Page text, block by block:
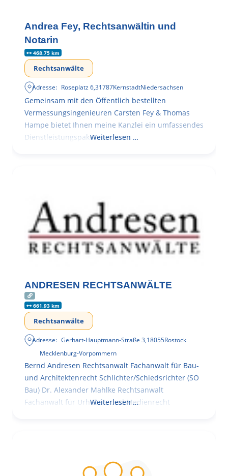
Andrea Fey, Rechtsanwältin und
Notarin
468.75 km
Rechtsanwälte
Adresse: Roseplatz 6,31787KernstadtNiedersachsen
Gemeinsam mit den Öffentlich bestellten
Vermessungsingenieuren Carsten Fey & Thomas
Hampe bietet Ihnen meine Kanzlei ein umfassendes
Dienstleistungspaket rund ums
Weiterlesen …
ANDRESEN RECHTSANWÄLTE
661.93 km
Rechtsanwälte
Adresse: Gerhart-Hauptmann-Straße 3,18055Rostock
Mecklenburg-Vorpommern
Bernd Andresen Rechtsanwalt Fachanwalt für Bau-
und Architektenrecht Schlichter/Schiedsrichter (SO
Bau) Dr. Alexander Mahlke Rechtsanwalt
Fachanwalt für Urheber- und Medienrecht
Weiterlesen …